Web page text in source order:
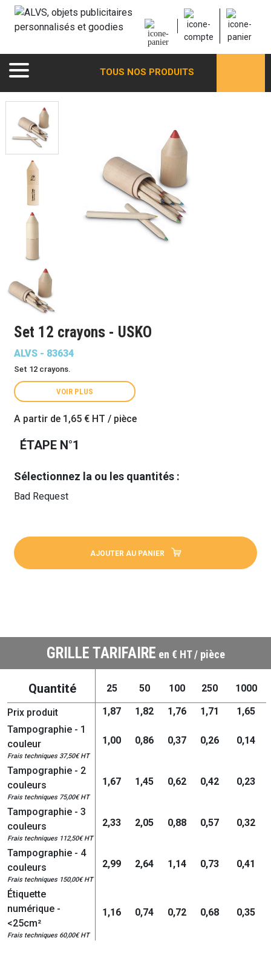
TOUS NOS PRODUITS
Set 12 crayons - USKO
ALVS - 83634
Set 12 crayons.
VOIR PLUS
A partir de 1,65 € HT / pièce
ÉTAPE N°1
Sélectionnez la ou les quantités :
Bad Request
AJOUTER AU PANIER
GRILLE TARIFAIRE en € HT / pièce
Quantité 25 50 100 250 1000
Prix produit 1,87 1,82 1,76 1,71
1,65
Tampographie - 1
couleur
Frais techniques 37,50€ HT
1,00 0,86 0,37 0,26 0,14
Tampographie - 2
couleurs
Frais techniques 75,00€ HT
1,67 1,45 0,62 0,42 0,23
Tampographie - 3
couleurs
Frais techniques 112,50€ HT
2,33 2,05 0,88 0,57 0,32
Tampographie - 4
couleurs
Frais techniques 150,00€ HT
2,99 2,64 1,14 0,73 0,41
Étiquette
numérique -
<25cm²
Frais techniques 60,00€ HT
1,16 0,74 0,72 0,68 0,35